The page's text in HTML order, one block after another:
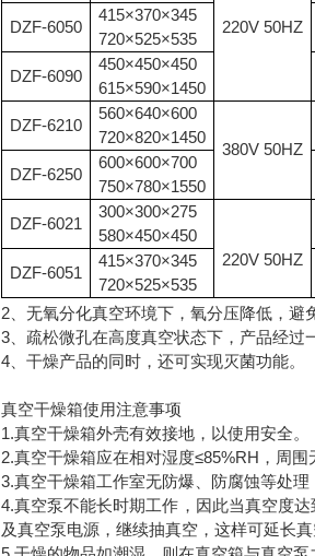
220V 50HZ
DZF-6050
415×370×345
720×525×535
DZF-6090
450×450×450
615×590×1450
DZF-6210
560×640×600
720×820×1450
380V 50HZ
DZF-6250
600×600×700
750×780×1550
DZF-6021
300×300×275
580×450×450
220V 50HZ
DZF-6051
415×370×345
720×525×535
2、无氧分化真空环境下，氧分压降低，避
3、疏松微孔在高度真空状态下，产品经
4、干燥产品的同时，还可实现灭菌功能。
真空干燥箱使用注意事项
1.真空干燥箱外壳有效接地，以使用安全。
2.真空干燥箱应在相对湿度≤85%RH，周
3.真空干燥箱工作室无防爆、防腐蚀等处
4.真空泵不能长时期工作，因此当真空度
及真空泵电源，继续抽真空，这样可延长真